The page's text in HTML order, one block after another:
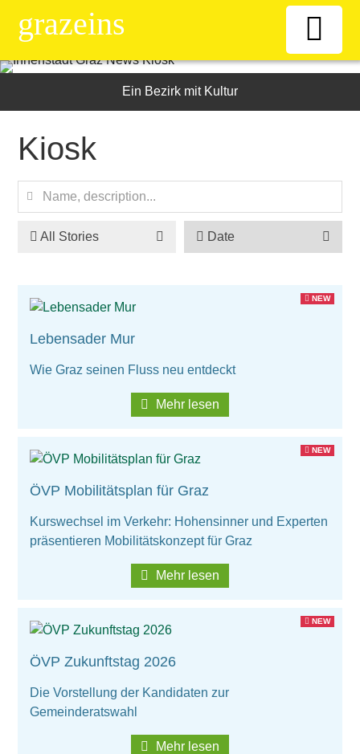
grazeins
Willkommen
News-Ticker
Frauen
Wirtschaftsbund
Gassenschaun
Gassenschaun 2019
Ein Bezirk mit Kultur
Kiosk
All Stories Date
NEW
Lebensader Mur
Wie Graz seinen Fluss neu entdeckt
Mehr lesen
NEW
ÖVP Mobilitätsplan für Graz
Kurswechsel im Verkehr: Hohensinner und Experten
präsentieren Mobilitätskonzept für Graz
Mehr lesen
NEW
ÖVP Zukunftstag 2026
Die Vorstellung der Kandidaten zur
Gemeinderatswahl
Mehr lesen